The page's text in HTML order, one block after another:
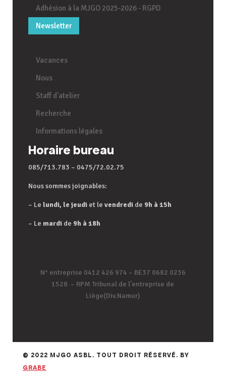
Adhésion à la MJGO 2025-2026 - RGPD
Newsletter
Vacances
Nous
Staff d'atelier
Recherche
Informations légales
Horaire bureau
085/713.783 – 0475/72.02.75
Nous sommes joignables:
– Le lundi, le jeudiet le vendredide 9h à 15h
– Le mardide 9h à 18h
N° entreprise 0412 426 974 – BE37 0682 0236
1528 – RPM Tribunal de l’entreprise de
Liège(Div.Namur)
© 2022 MJGO ASBL. TOUT DROIT RÉSERVÉ. BY
GRABE